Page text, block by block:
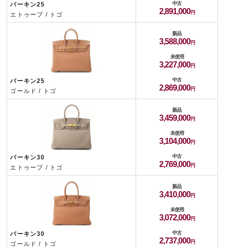
バーキン25
エトゥープ / トゴ
中古
2,891,000
バーキン25
ゴールド / トゴ
新品
3,588,000
未使用
3,227,000
中古
2,869,000
バーキン30
エトゥープ / トゴ
新品
3,459,000
未使用
3,104,000
中古
2,769,000
バーキン30
ゴールド / トゴ
新品
3,410,000
未使用
3,072,000
中古
2,737,000